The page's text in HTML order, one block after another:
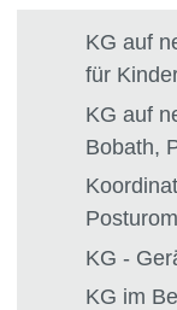
KG auf
für
KG auf
Bobath,
KG -
KG im